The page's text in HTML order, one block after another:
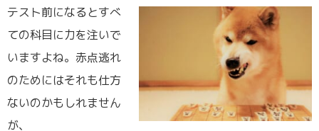
テスト前になるとすべ
ての科目に力を注いで
いますよね。赤点逃れ
のためにはそれも仕方
ないのかもしれません
が、